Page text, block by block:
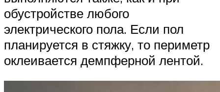
обустройстве любого
электрического пола. Если пол
планируется в стяжку, то периметр
оклеивается демпферной лентой.